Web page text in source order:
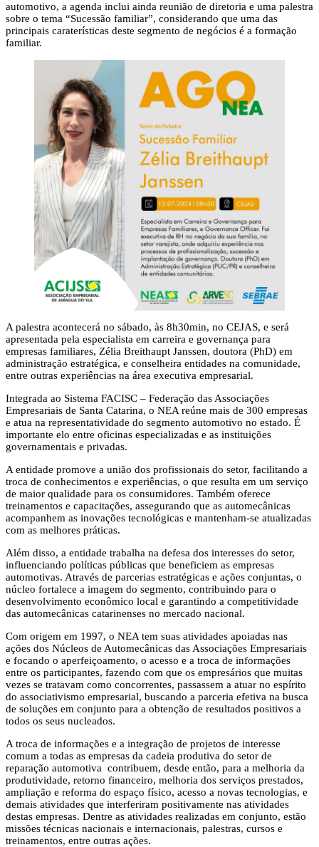
automotivo, a agenda inclui ainda reunião de diretoria e uma palestra
sobre o tema “Sucessão familiar”, considerando que uma das
principais caraterísticas deste segmento de negócios é a formação
familiar.
A palestra acontecerá no sábado, às 8h30min, no CEJAS, e será
apresentada pela especialista em carreira e governança para
empresas familiares, Zélia Breithaupt Janssen, doutora (PhD) em
administração estratégica, e conselheira entidades na comunidade,
entre outras experiências na área executiva empresarial.
Integrada ao Sistema FACISC – Federação das Associações
Empresariais de Santa Catarina, o NEA reúne mais de 300 empresas
e atua na representatividade do segmento automotivo no estado. É
importante elo entre oficinas especializadas e as instituições
governamentais e privadas.
A entidade promove a união dos profissionais do setor, facilitando a
troca de conhecimentos e experiências, o que resulta em um serviço
de maior qualidade para os consumidores. Também oferece
treinamentos e capacitações, assegurando que as automecânicas
acompanhem as inovações tecnológicas e mantenham-se atualizadas
com as melhores práticas.
Além disso, a entidade trabalha na defesa dos interesses do setor,
influenciando políticas públicas que beneficiem as empresas
automotivas. Através de parcerias estratégicas e ações conjuntas, o
núcleo fortalece a imagem do segmento, contribuindo para o
desenvolvimento econômico local e garantindo a competitividade
das automecânicas catarinenses no mercado nacional.
Com origem em 1997, o NEA tem suas atividades apoiadas nas
ações dos Núcleos de Automecânicas das Associações Empresariais
e focando o aperfeiçoamento, o acesso e a troca de informações
entre os participantes, fazendo com que os empresários que muitas
vezes se tratavam como concorrentes, passassem a atuar no espírito
do associativismo empresarial, buscando a parceria efetiva na busca
de soluções em conjunto para a obtenção de resultados positivos a
todos os seus nucleados.
A troca de informações e a integração de projetos de interesse
comum a todas as empresas da cadeia produtiva do setor de
reparação automotiva contribuem, desde então, para a melhoria da
produtividade, retorno financeiro, melhoria dos serviços prestados,
ampliação e reforma do espaço físico, acesso a novas tecnologias, e
demais atividades que interferiram positivamente nas atividades
destas empresas. Dentre as atividades realizadas em conjunto, estão
missões técnicas nacionais e internacionais, palestras, cursos e
treinamentos, entre outras ações.